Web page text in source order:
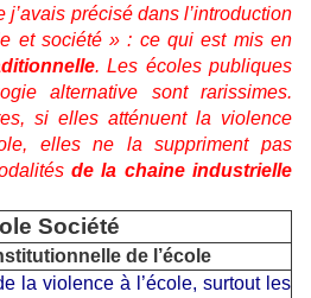
j’avais précisé dans l’introduction
et société » : ce qui est mis en
. Les écoles publiques
alternative sont rarissimes.
si elles atténuent la violence
elles ne la suppriment pas
de la chaine industrielle
Société
de l’école
la violence à l’école, surtout les